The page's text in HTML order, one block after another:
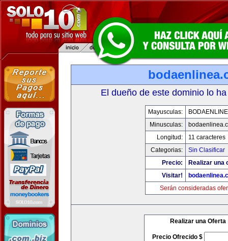
El dueño de este dominio lo
Mayusculas:
Minusculas:
Longitud:
11 caracteres
Categorias:
Sin Clasificar
Precio:
Realizar una
Visitar!
Serán consideradas
Realizar una Oferta
Precio Ofrecido $